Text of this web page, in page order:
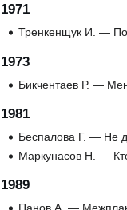
1971
Тренкенщук И. —
1973
Бикчентаев Р. —
1981
Беспалова Г. — Не
Маркунасов Н. —
1989